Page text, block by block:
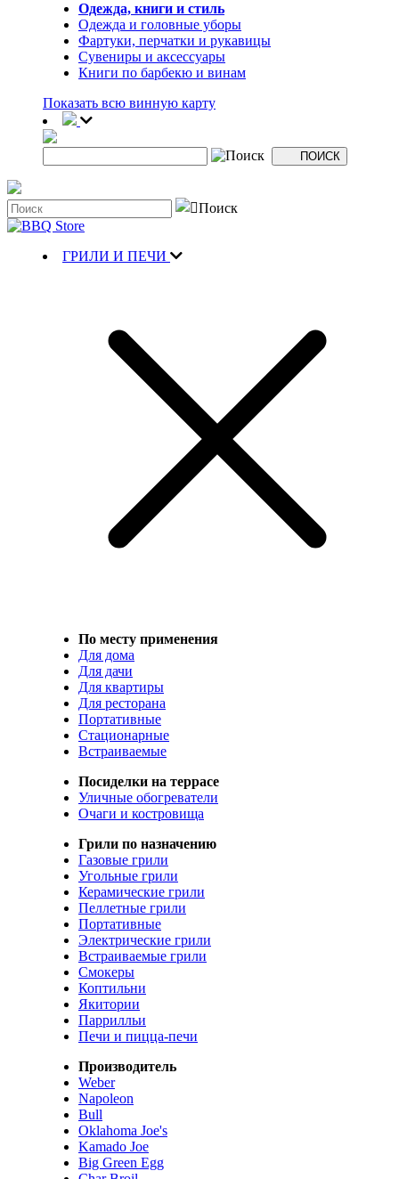
Одежда, книги и стиль
Одежда и головные уборы
Фартуки, перчатки и рукавицы
Сувениры и аксессуары
Книги по барбекю и винам
Показать всю винную карту
ГРИЛИ И ПЕЧИ
По месту применения
Для дома
Для дачи
Для квартиры
Для ресторана
Портативные
Стационарные
Встраиваемые
Посиделки на террасе
Уличные обогреватели
Очаги и костровища
Грили по назначению
Газовые грили
Угольные грили
Керамические грили
Пеллетные грили
Портативные
Электрические грили
Встраиваемые грили
Смокеры
Коптильни
Якитории
Паррилльи
Печи и пицца-печи
Производитель
Weber
Napoleon
Bull
Oklahoma Joe's
Kamado Joe
Big Green Egg